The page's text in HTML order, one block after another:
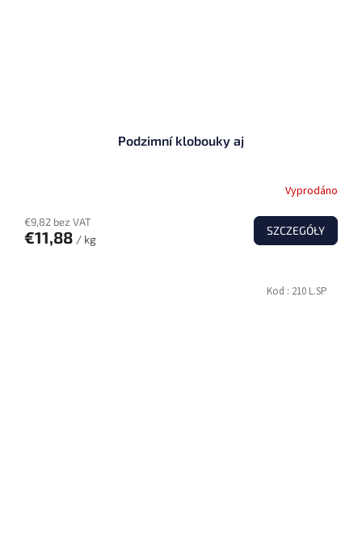
Podzimní klobouky aj
Vyprodáno
€9,82 bez VAT
€11,88 / kg
SZCZEGÓŁY
Kod : 210 L.SP